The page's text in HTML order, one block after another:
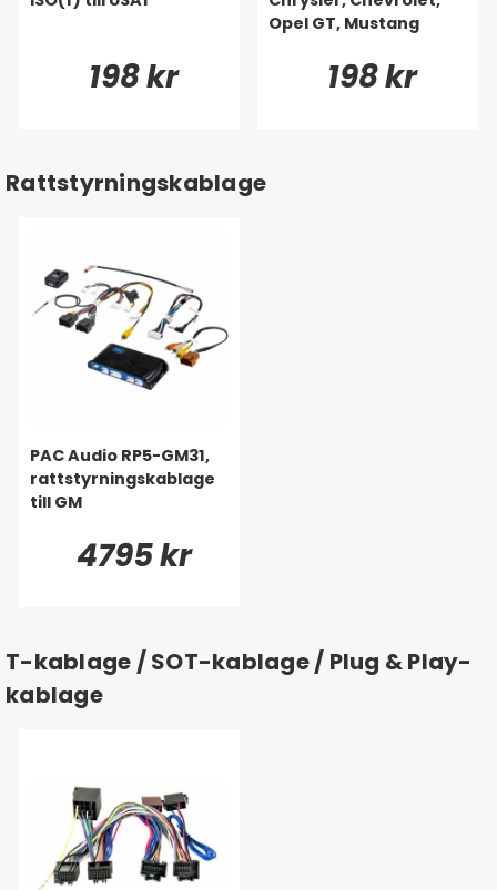
198 kr
Opel GT, Mustang
198 kr
Rattstyrningskablage
PAC Audio RP5-GM31,
rattstyrningskablage
till GM
4795 kr
T-kablage / SOT-kablage / Plug & Play-
kablage